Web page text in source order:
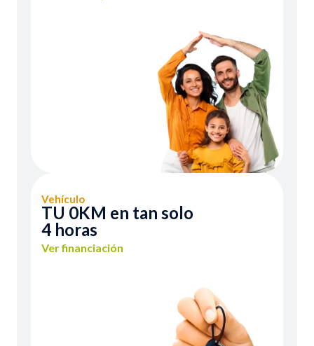
Vehículo
TU 0KM en tan solo
4 horas
Ver financiación